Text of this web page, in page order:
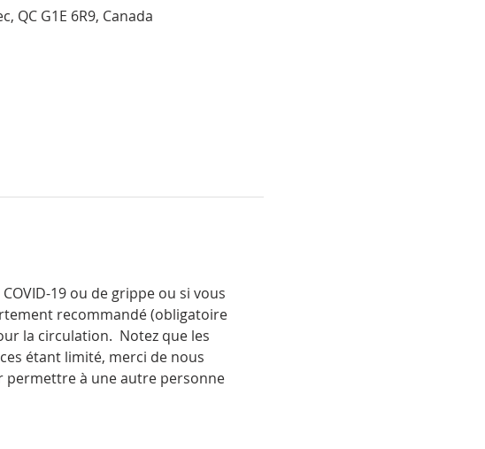
QC G1E 6R9, Canada
19 ou de grippe ou si vous
recommandé (obligatoire
la circulation.  Notez que les
étant limité, merci de nous
permettre à une autre personne